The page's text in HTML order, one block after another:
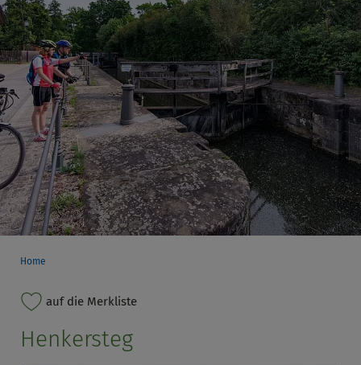
Home
auf die Merkliste
Henkersteg